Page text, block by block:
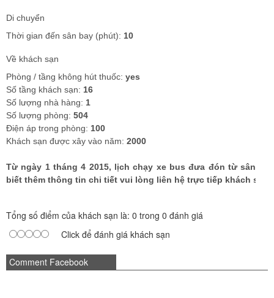
Di chuyển
Thời gian đến sân bay (phút): 10
Về khách sạn
Phòng / tầng không hút thuốc: yes
Số tầng khách sạn: 16
Số lượng nhà hàng: 1
Số lượng phòng: 504
Điện áp trong phòng: 100
Khách sạn được xây vào năm: 2000
Từ ngày 1 tháng 4 2015, lịch chạy xe bus đưa đón từ sân
biết thêm thông tin chi tiết vui lòng liên hệ trực tiếp khách sạn.
Tổng số điểm của khách sạn là: 0 trong 0 đánh giá
Click để đánh giá khách sạn
Comment Facebook